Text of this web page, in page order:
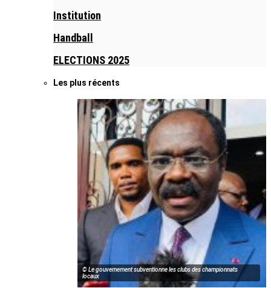
Institution
Handball
ELECTIONS 2025
Les plus récents
© Le gouvernement subventionne les clubs des championnats
locaux